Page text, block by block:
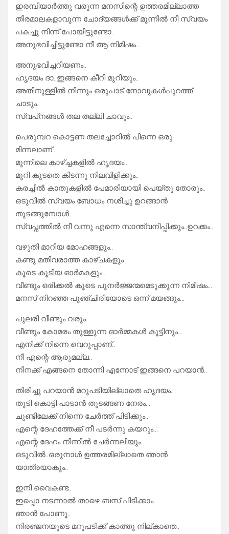
ഇരമ്പിയാർത്തു വരുന്ന മനസിന്റെ ഉത്തരമില്ലാത്ത
തിരമാലകളാവുന്ന ചോദ്യങ്ങൾക്ക് മുന്നിൽ നീ സ്വയം
പകച്ചു നിന്ന് പോയിട്ടുണ്ടോ..
അനുഭവിച്ചിട്ടുണ്ടോ നീ ആ നിമിഷം..
അനുഭവിച്ചറിയണം..
ഹൃദയം ദാ..ഇങ്ങനെ കീറി മുറിയും..
അതിനുള്ളിൽ നിന്നും ഒരുപാട് നോവുകൾപുറത്ത്
ചാടും..
സ്വപ്‌നങ്ങൾ തല തല്ലി ചാവും..
പെരുമ്പറ കൊട്ടണ തലച്ചോറിൽ പിന്നെ ഒരു
മിന്നലാണ്..
മുന്നിലെ കാഴ്ച്ചകളിൽ ഹൃദയം..
മുറി കൂടതെ കിടന്നു നിലവിളിക്കും..
കരച്ചിൽ കാതുകളിൽ പേമാരിയായി പെയ്തു തോരും..
ഒടുവിൽ സ്വയം ബോധം നശിച്ചു ഉറങ്ങാൻ
തുടങ്ങുമ്പോൾ..
സ്വപ്നത്തിൽ നീ വന്നു എന്നെ സാന്ത്വനിപ്പിക്കും..ഉറക്കം..
വഴുതി മാറിയ മോഹങ്ങളും..
കണ്ടു മതിവരാത്ത കാഴ്ചകളും
കൂടെ കൂടിയ ഓർമകളും..
വീണ്ടും ഒരിക്കൽ കൂടെ പുനർജ്ജന്മമെടുക്കുന്ന നിമിഷം…
മനസ് നിറഞ്ഞ പുഞ്ചിരിയോടെ ഒന്ന് മയങ്ങും…
പുലരി വീണ്ടും വരും..
വീണ്ടും കോമരം തുള്ളുന്ന ഓർമ്മകൾ കൂട്ടിനും…
എനിക്ക് നിന്നെ വെറുപ്പാണ്..
നീ എന്റെ ആരുമല്ല..
നിനക്ക് എങ്ങനെ തോന്നി എന്നോട് ഇങ്ങനെ പറയാൻ..
തിരിച്ചു പറയാൻ മറുപടിയില്ലാതെ ഹൃദയം..
തുടി കൊട്ടി പാടാൻ തുടങ്ങണ നേരം…
ചുണ്ടിലേക്ക് നിന്നെ ചേർത്ത് പിടിക്കും..
എന്റെ ദേഹത്തേക്ക് നീ പടർന്നു കയറും…
എന്റെ ദേഹം നിന്നിൽ ചേർന്നലിയും..
ഒടുവിൽ..ഒരുനാൾ ഉത്തരമില്ലാതെ ഞാൻ
യാത്രയാകും..
ഇനി വൈകണ്ട..
ഇപ്പൊ നടന്നാൽ താഴെ ബസ് പിടിക്കാം..
ഞാൻ പോണൂ..
നിരഞ്ജനയുടെ മറുപടിക്ക് കാത്തു നില്കാതെ..